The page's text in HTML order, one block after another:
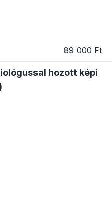
89 000 Ft
hozott képi